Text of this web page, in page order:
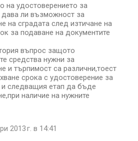
на удостоверението за
ли възможност за
на сградата след изтичане на
за подаване на документите
въпрос защото
средства нужни за
и търпимост са различни,тоест
срока с удостоверение за
следващия етап да бъде
наличие на нужните
2013 г. в 14:41